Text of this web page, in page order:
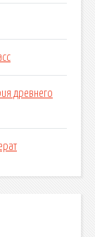
древнего